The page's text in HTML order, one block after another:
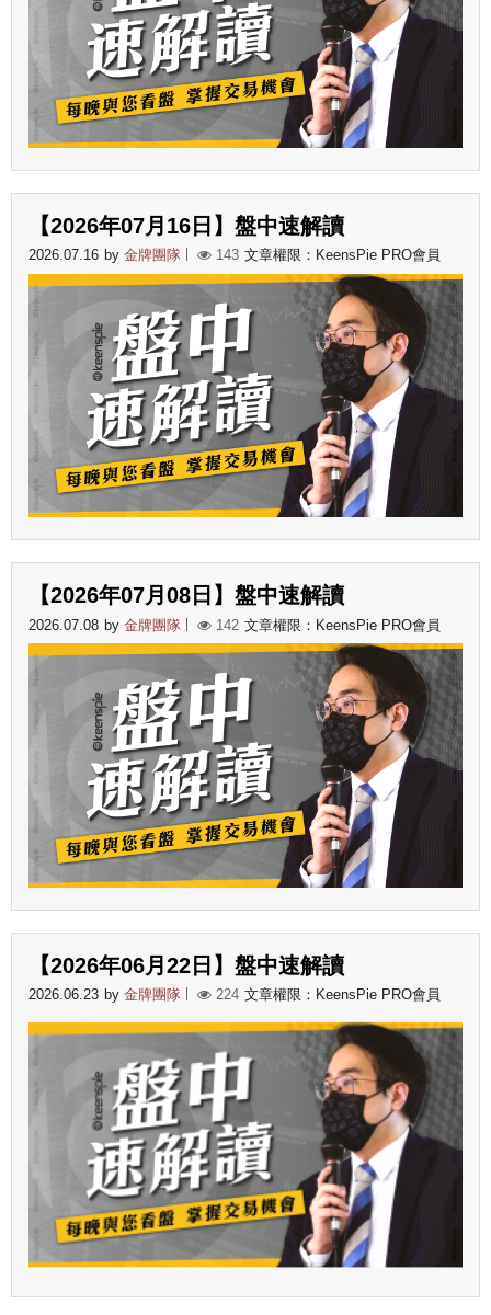
【2026年07月16日】盤中速解讀
2026.07.16 by 金牌團隊 143 文章權限：KeensPie PRO會員
【2026年07月08日】盤中速解讀
2026.07.08 by 金牌團隊 142 文章權限：KeensPie PRO會員
【2026年06月22日】盤中速解讀
2026.06.23 by 金牌團隊 224 文章權限：KeensPie PRO會員